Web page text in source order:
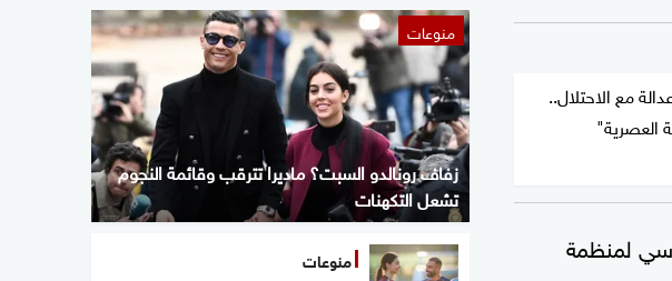
مع الاحتلال..
العصرية"
لمنظمة
منوعات
زفاف رونالدو السبت؟ ماديرا تترقب وقائمة النجوم
تشعل التكهنات
منوعات